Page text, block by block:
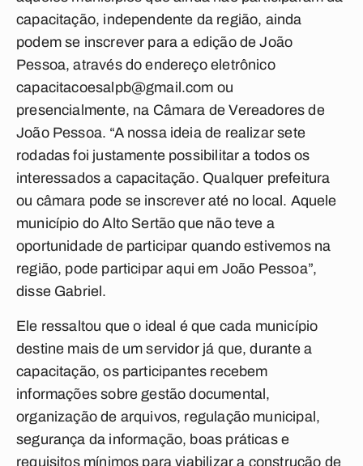
capacitação, independente da região, ainda
podem se inscrever para a edição de João
Pessoa, através do endereço eletrônico
capacitacoesalpb@gmail.com ou
presencialmente, na Câmara de Vereadores de
João Pessoa. “A nossa ideia de realizar sete
rodadas foi justamente possibilitar a todos os
interessados a capacitação. Qualquer prefeitura
ou câmara pode se inscrever até no local. Aquele
município do Alto Sertão que não teve a
oportunidade de participar quando estivemos na
região, pode participar aqui em João Pessoa”,
disse Gabriel.
Ele ressaltou que o ideal é que cada município
destine mais de um servidor já que, durante a
capacitação, os participantes recebem
informações sobre gestão documental,
organização de arquivos, regulação municipal,
segurança da informação, boas práticas e
requisitos mínimos para viabilizar a construção de